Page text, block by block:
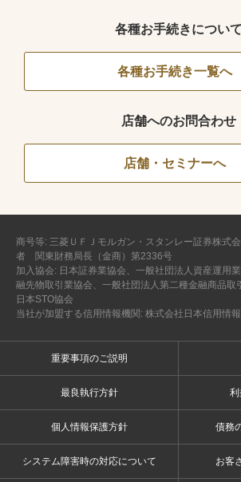
各種お手続きについて
各種お手続き一覧へ
店舗へのお問合わせ
店舗・セミナーへ
商号等: 三菱ＵＦＪモルガン・スタンレー証券株式
者 関東財務局長（金商）第2336号
加入協会: 日本証券業協会、一般社団法人資産運用
融先物取引業協会、一般社団法人第二種金融商品取
日本STO協会
当社が加盟する信用情報機関: 株式会社日本信用情
重要事項のご説明
最良執行方針
個人情報保護方針 債務
システム障害時の対応について お客